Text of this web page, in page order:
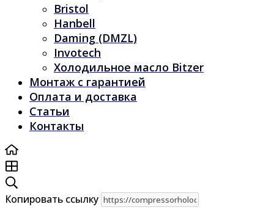
Bristol
Hanbell
Daming (DMZL)
Invotech
Холодильное масло Bitzer
Монтаж с гарантией
Оплата и доставка
Статьи
Контакты
Копировать ссылку